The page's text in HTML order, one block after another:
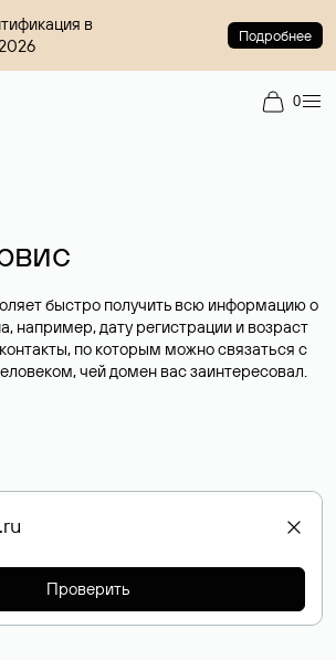
в
Подробнее
0
быстро получить всю информацию о
например, дату регистрации и возраст
по которым можно связаться с
чей домен вас заинтересовал.
Проверить